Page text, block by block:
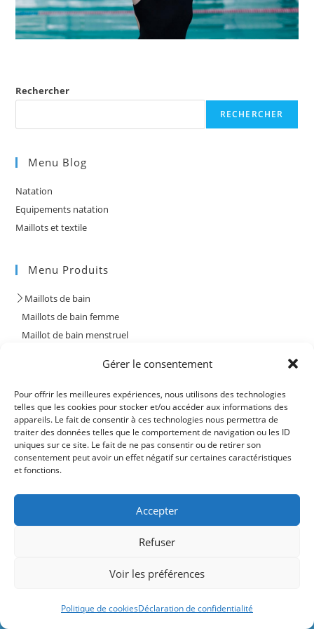
Gérer le consentement
Pour offrir les meilleures expériences, nous utilisons des technologies
telles que les cookies pour stocker et/ou accéder aux informations des
appareils. Le fait de consentir à ces technologies nous permettra de
traiter des données telles que le comportement de navigation ou les ID
uniques sur ce site. Le fait de ne pas consentir ou de retirer son
consentement peut avoir un effet négatif sur certaines caractéristiques
et fonctions.
Accepter
Refuser
Voir les préférences
Politique de cookiesDéclaration de confidentialité
Amazon et d'autres marques.
Rechercher
RECHERCHER
Menu Blog
Natation
Equipements natation
Maillots et textile
Menu Produits
Maillots de bain
Maillots de bain femme
Maillot de bain menstruel
Maillot de bain grande taille
Maillot de bain homme
Combinaisons nanation
Equipements et accessoires de natation
Lunettes de natation
Palmes de natation
Autres équipements de natation
Montres connectées natation
Robots et équipements de piscine